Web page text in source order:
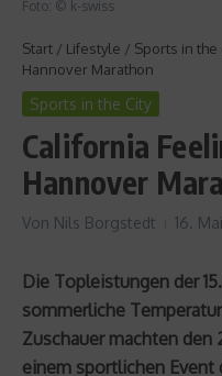
Foto: © k-swiss
Start / Lifestyle / Sports in the
Hannover Marathon
Sports in the City
California
Hannover
Von Nils Borgstedt 16.
Die Topleistungen der
sommerliche
Zuschauer machten den
einem sportlichen Event